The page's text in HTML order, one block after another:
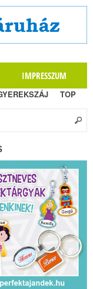
IMPRESSZUM
TOP